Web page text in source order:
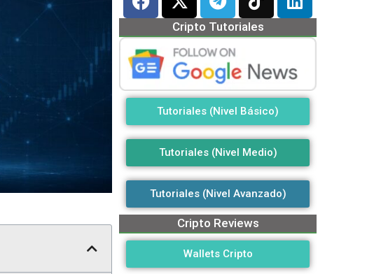
Cripto Tutoriales
Tutoriales (Nivel Básico)
Tutoriales (Nivel Medio)
Tutoriales (Nivel Avanzado)
Cripto Reviews
Wallets Cripto